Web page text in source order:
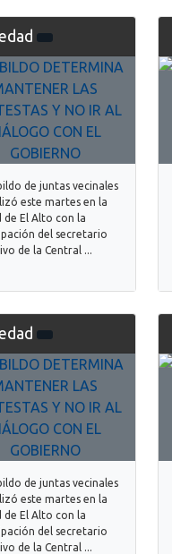
de juntas vecinales
este martes en la
de El Alto con la
del secretario
de la Central ...
de juntas vecinales
este martes en la
de El Alto con la
del secretario
de la Central ...